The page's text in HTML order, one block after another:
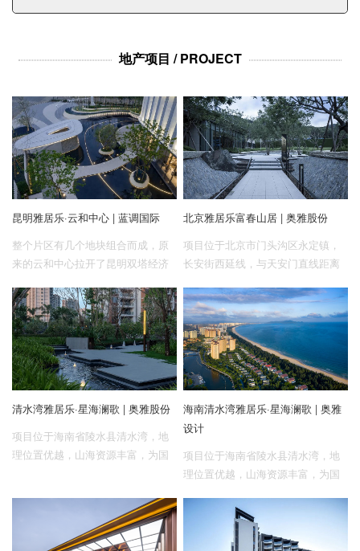
地产项目 / PROJECT
昆明雅居乐·云和中心 | 蓝调国际
整个片区有几个地块组合而成，原
来的云和中心拉开了昆明双塔经济
诺，逐渐完善城市界面建设，此次
设计展示了新老示范区的对话与延
续，这是城市更新“由点到面”转变的
新模式里程碑。面对多样的使用人
群，设计以开放性、生活感、有温
度为原则，形成弹性自由，频繁切
换的使用场景，成为这座城市人们
理想生活的新载体。
北京雅居乐富春山居 | 奥雅股份
项目位于北京市门头沟区永定镇，
长安街西延线，与天安门直线距离
心最近的一片山林绿洲。
清水湾雅居乐·星海澜歌 | 奥雅股份
项目位于海南省陵水县清水湾，地
理位置优越，山海资源丰富，为国
富的景观和旅游配套资源，奥雅设
计团队打造了一个极具地域特色的
自然友好型现代社区，营造了沉浸
海南清水湾雅居乐·星海澜歌 | 奥雅
设计
项目位于海南省陵水县清水湾，地
理位置优越，山海资源丰富，为国
配套完善，交通便捷。依托周边丰
富的景观和旅游配套资源，奥雅设
计团队打造了一个极具地域特色的